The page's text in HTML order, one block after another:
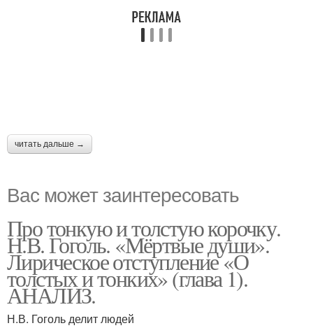
читать дальше →
Вас может заинтересовать
Про тонкую и толстую корочку.
Н.В. Гоголь. «Мёртвые души».
Лирическое отступление «О
толстых и тонких» (глава 1).
АНАЛИЗ.
Н.В. Гоголь делит людей